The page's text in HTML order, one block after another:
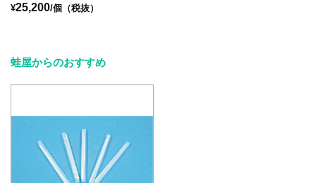
¥25,200/個（税抜）
蛙屋からのおすすめ